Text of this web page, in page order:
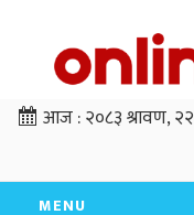
आज :२०८३ श्रावण, २२
MENU